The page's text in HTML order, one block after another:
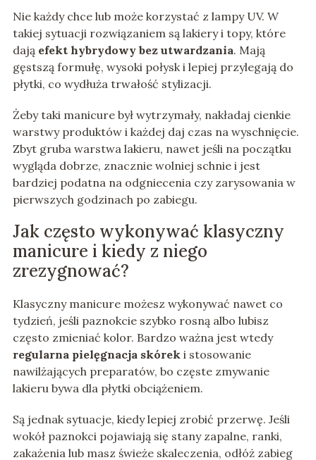
Nie każdy chce lub może korzystać z lampy UV. W
takiej sytuacji rozwiązaniem są lakiery i topy, które
dają efekt hybrydowy bez utwardzania. Mają
gęstszą formułę, wysoki połysk i lepiej przylegają do
płytki, co wydłuża trwałość stylizacji.
Żeby taki manicure był wytrzymały, nakładaj cienkie
warstwy produktów i każdej daj czas na wyschnięcie.
Zbyt gruba warstwa lakieru, nawet jeśli na początku
wygląda dobrze, znacznie wolniej schnie i jest
bardziej podatna na odgniecenia czy zarysowania w
pierwszych godzinach po zabiegu.
Jak często wykonywać klasyczny
manicure i kiedy z niego
zrezygnować?
Klasyczny manicure możesz wykonywać nawet co
tydzień, jeśli paznokcie szybko rosną albo lubisz
często zmieniać kolor. Bardzo ważna jest wtedy
regularna pielęgnacja skóreki stosowanie
nawilżających preparatów, bo częste zmywanie
lakieru bywa dla płytki obciążeniem.
Są jednak sytuacje, kiedy lepiej zrobić przerwę. Jeśli
wokół paznokci pojawiają się stany zapalne, ranki,
zakażenia lub masz świeże skaleczenia, odłóż zabieg